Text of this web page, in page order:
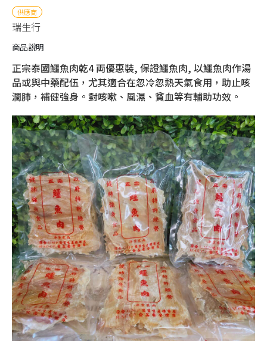
供應商
瑞生行
商品說明
正宗泰國鱷魚肉乾4 両優惠裝, 保證鱷魚肉, 以鱷魚肉作湯
品或與中藥配伍，尤其適合在忽冷忽熱天氣食用，助止咳
潤肺，補健強身。對咳嗽、風濕、貧血等有輔助功效。